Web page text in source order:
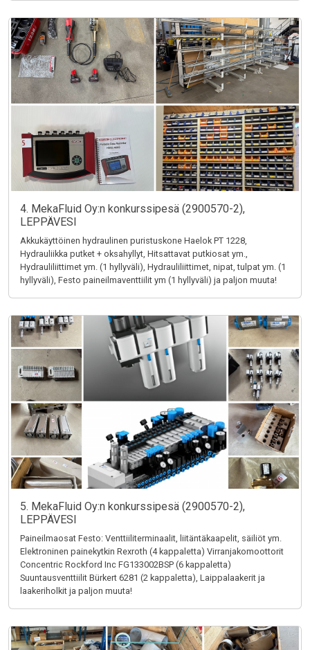
4. MekaFluid Oy:n konkurssipesä (2900570-2),
LEPPÄVESI
Akkukäyttöinen hydraulinen puristuskone Haelok PT 1228,
Hydrauliikka putket + oksahyllyt, Hitsattavat putkiosat ym.,
Hydrauliliittimet ym. (1 hyllyväli), Hydrauliliittimet, nipat, tulpat ym. (1
hyllyväli), Festo paineilmaventtiilit ym (1 hyllyväli) ja paljon muuta!
5. MekaFluid Oy:n konkurssipesä (2900570-2),
LEPPÄVESI
Paineilmaosat Festo: Venttiiliterminaalit, liitäntäkaapelit, säiliöt ym.
Elektroninen painekytkin Rexroth (4 kappaletta) Virranjakomoottorit
Concentric Rockford Inc FG133002BSP (6 kappaletta)
Suuntausventtiilit Bürkert 6281 (2 kappaletta), Laippalaakerit ja
laakeriholkit ja paljon muuta!